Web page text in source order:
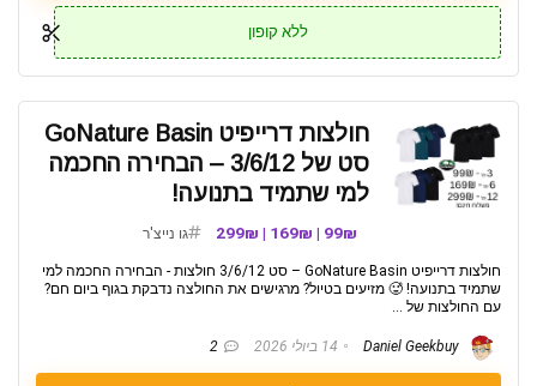
ללא קופון
חולצות דרייפיט GoNature Basin
סט של 3/6/12 – הבחירה החכמה
למי שתמיד בתנועה!
99₪ | 169₪ | 299₪ גו נייצ'ר
חולצות דרייפיט GoNature Basin – סט 3/6/12 חולצות - הבחירה החכמה למי
שתמיד בתנועה! 🥵 מזיעים בטיול? מרגישים את החולצה נדבקת בגוף ביום חם?
עם החולצות של ...
14 ביולי 2026 2